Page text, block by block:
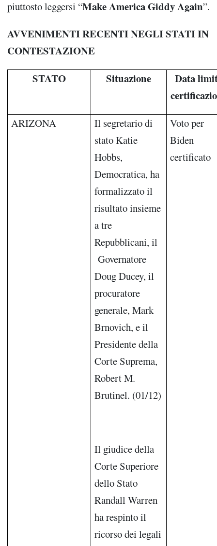
piuttosto leggersi “Make America Giddy Again”.
AVVENIMENTI RECENTI NEGLI STATI IN
CONTESTAZIONE
STATO
Situazione
Data
ARIZONA
Il segretario di
stato Katie
Hobbs,
Democratica, ha
formalizzato il
risultato insieme
a tre
Repubblicani, il
Governatore
Doug Ducey, il
procuratore
generale, Mark
Brnovich, e il
Presidente della
Corte Suprema,
Robert M.
Brutinel. (01/12)
Il giudice della
Corte Superiore
dello Stato
Randall Warren
ha respinto il
ricorso dei legali
Voto per
Biden
certificato